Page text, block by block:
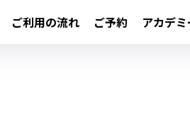
ご利用の流れ ご予約 アカデ